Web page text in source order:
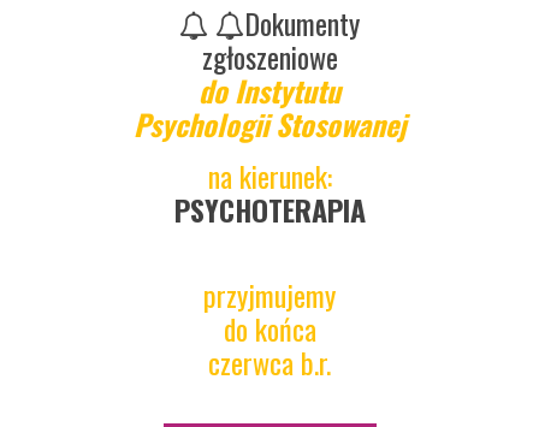
Dokumenty
zgłoszeniowe
do Instytutu
Psychologii Stosowanej
na kierunek:
PSYCHOTERAPIA
przyjmujemy
do końca
czerwca b.r.